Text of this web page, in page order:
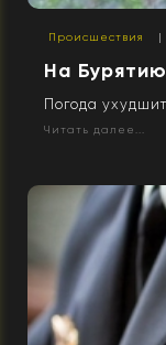
Происшествия |
На
Погода
Читать далее...